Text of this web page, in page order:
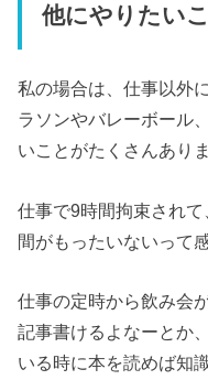
他にやりたい
私の場合は、仕事以外
ラソンやバレーボール
いことがたくさんありま
仕事で9時間拘束され
間がもったいないって
仕事の定時から飲み会
記事書けるよなーとか
いる時に本を読めば知